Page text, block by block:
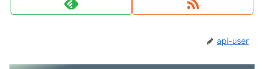
api-user